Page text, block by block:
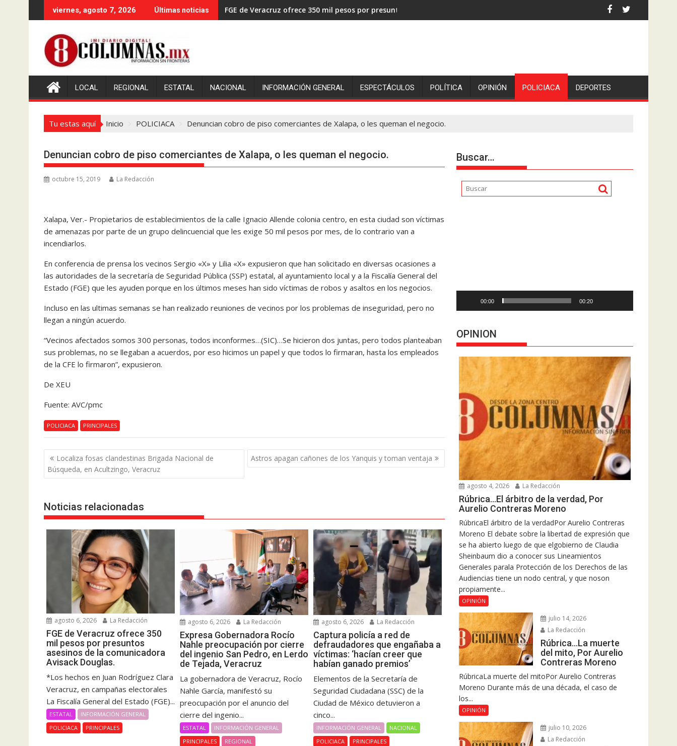
al
viernes, agosto 7, 2026 Últimas noticias FGE de Veracruz ofrece 350 mil pesos por presuntos asesinos de la comunicadora Avisack Douglas.
LOCAL REGIONAL ESTATAL NACIONAL INFORMACIÓN GENERAL ESPECTÁCULOS POLÍTICA OPINIÓN POLICIACA DEPORTES
Tu estas aquí Inicio POLICIACA Denuncian cobro de piso comerciantes de Xalapa, o les queman el negocio.
Denuncian cobro de piso comerciantes de Xalapa, o les queman el negocio.
octubre 15, 2019 La Redacción
Xalapa, Ver.- Propietarios de establecimientos de la calle Ignacio Allende colonia centro, en esta ciudad son víctimas
de amenazas por parte de un grupo delincuencial que les exige 50 mil pesos por mes, de lo contrario van a
incendiarlos.
En conferencia de prensa los vecinos Sergio «X» y Lilia «X» expusieron que han solicitado en diversas ocasiones a
las autoridades de la secretaría de Seguridad Pública (SSP) estatal, al ayuntamiento local y a la Fiscalía General del
Estado (FGE) que les ayuden porque en los últimos meses han sido víctimas de robos y asaltos en los negocios.
Incluso en las ultimas semanas se han realizado reuniones de vecinos por los problemas de inseguridad, pero no
llegan a ningún acuerdo.
“Vecinos afectados somos 300 personas, todos inconformes…(SIC)…Se hicieron dos juntas, pero todos planteaban
sus problemas, no se llegaban a acuerdos, por eso hicimos un papel y que todos lo firmaran, hasta los empleados
de la CFE lo firmaron”, expusieron.
De XEU
Fuente: AVC/pmc
POLICIACA PRINCIPALES
Navegación
de
entradas
Localiza fosas clandestinas Brigada Nacional de
Búsqueda, en Acultzingo, Veracruz
Astros apagan cañones de los Yanquis y toman ventaja
Noticias relacionadas
agosto 6, 2026 La Redacción
FGE de Veracruz ofrece 350
mil pesos por presuntos
asesinos de la comunicadora
Avisack Douglas.
*Los hechos en Juan Rodríguez Clara
Veracruz, en campañas electorales
La Fiscalía General del Estado (FGE)...
ESTATAL
INFORMACIÓN GENERAL
POLICIACA
PRINCIPALES
agosto 6, 2026 La Redacción
Expresa Gobernadora Rocío
Nahle preocupación por cierre
del ingenio San Pedro, en Lerdo
de Tejada, Veracruz
La gobernadora de Veracruz, Rocío
Nahle García, manifestó su
preocupación por el anuncio del
cierre del ingenio...
ESTATAL
INFORMACIÓN GENERAL
PRINCIPALES
REGIONAL
agosto 6, 2026 La Redacción
Captura policía a red de
defraudadores que engañaba a
víctimas: ‘hacían creer que
habían ganado premios’
Elementos de la Secretaría de
Seguridad Ciudadana (SSC) de la
Ciudad de México detuvieron a
cinco...
INFORMACIÓN GENERAL
NACIONAL
POLICIACA
PRINCIPALES
Buscar…
00:00 00:20
OPINION
agosto 4, 2026 La Redacción
Rúbrica…El árbitro de la verdad, Por
Aurelio Contreras Moreno
RúbricaEl árbitro de la verdadPor Aurelio Contreras
Moreno El debate sobre la libertad de expresión que
se ha abierto luego de que elgobierno de Claudia
Sheinbaum dio a conocer sus Lineamientos
Generales parala Protección de los Derechos de las
Audiencias tiene un nodo central, y que noson
propiamente...
OPINIÓN
julio 14, 2026
La Redacción
Rúbrica…La muerte
del mito, Por Aurelio
Contreras Moreno
RúbricaLa muerte del mitoPor Aurelio Contreras
Moreno Durante más de una década, el caso de
los...
OPINIÓN
julio 10, 2026
La Redacción